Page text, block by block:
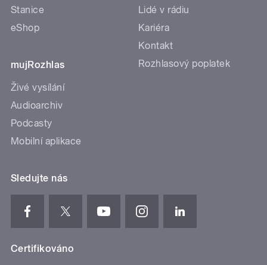
Stanice
eShop
mujRozhlas
Živé vysílání
Audioarchiv
Podcasty
Mobilní aplikace
Lidé v rádiu
Kariéra
Kontakt
Rozhlasový poplatek
Sledujte nás
Certifikováno